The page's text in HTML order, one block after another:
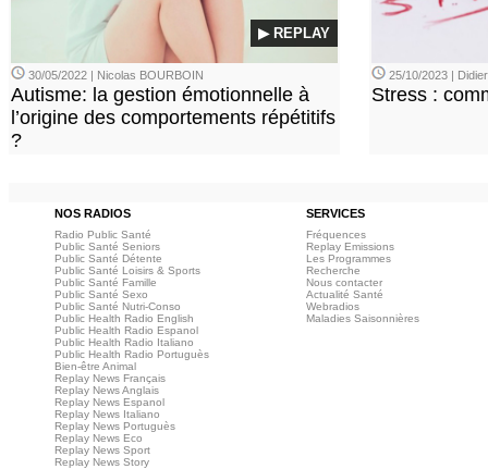
▶ REPLAY
30/05/2022 | Nicolas BOURBOIN
Autisme: la gestion émotionnelle à
l’origine des comportements répétitifs
?
25/10/2023 |
Stress :
NOS RADIOS SERVICES
Radio Public Santé
Public Santé Seniors
Public Santé Détente
Public Santé Loisirs & Sports
Public Santé Famille
Public Santé Sexo
Public Santé Nutri-Conso
Public Health Radio English
Public Health Radio Espanol
Public Health Radio Italiano
Public Health Radio Portuguès
Bien-être Animal
Replay News Français
Replay News Anglais
Replay News Espanol
Replay News Italiano
Replay News Portuguès
Replay News Eco
Replay News Sport
Replay News Story
Fréquences
Replay Emissions
Les Programmes
Recherche
Nous contacter
Actualité Santé
Webradios
Maladies Saisonnières